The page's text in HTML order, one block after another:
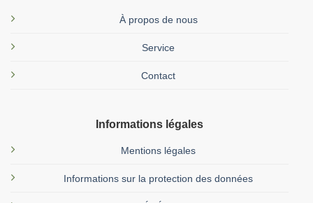
À propos de nous
Service
Contact
Informations légales
Mentions légales
Informations sur la protection des données